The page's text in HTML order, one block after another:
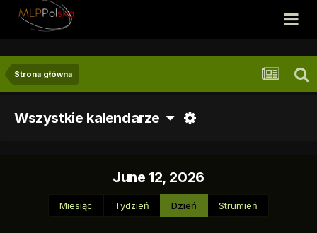
Strona główna
Wszystkie kalendarze
June 12, 2026
Miesiąc Tydzień Dzień Strumień